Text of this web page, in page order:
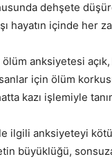
dehşete
hayatın içinde her
anksiyetesi
için ölüm
kazı işlemiyle
ilgili anksiyeteyi
büyüklüğü,